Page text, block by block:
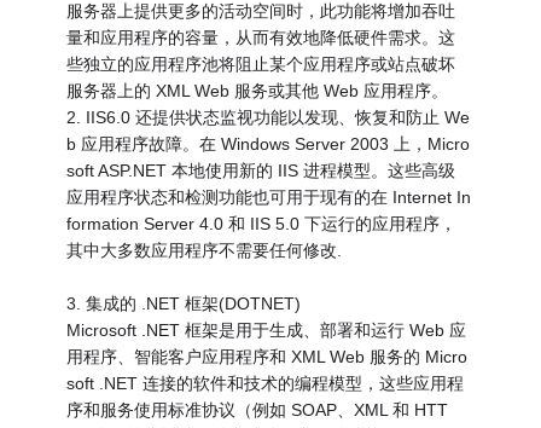
服务器上提供更多的活动空间时，此功能将增加吞吐
量和应用程序的容量，从而有效地降低硬件需求。这
些独立的应用程序池将阻止某个应用程序或站点破坏
服务器上的 XML Web 服务或其他 Web 应用程序。
2. IIS6.0 还提供状态监视功能以发现、恢复和防止 We
b 应用程序故障。在 Windows Server 2003 上，Micro
soft ASP.NET 本地使用新的 IIS 进程模型。这些高级
应用程序状态和检测功能也可用于现有的在 Internet In
formation Server 4.0 和 IIS 5.0 下运行的应用程序，
其中大多数应用程序不需要任何修改.
3. 集成的 .NET 框架(DOTNET)
Microsoft .NET 框架是用于生成、部署和运行 Web 应
用程序、智能客户应用程序和 XML Web 服务的 Micro
soft .NET 连接的软件和技术的编程模型，这些应用程
序和服务使用标准协议（例如 SOAP、XML 和 HTT